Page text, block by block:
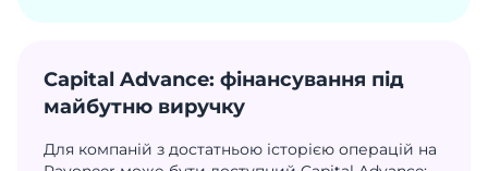
Capital Advance: фінансування під
майбутню виручку
Для компаній з достатньою історією операцій на